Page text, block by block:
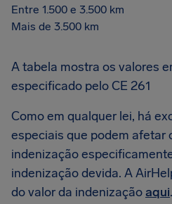
Entre 1.500 e 3.500 km
Mais de 3.500 km
A tabela mostra os valores
especificado pelo CE 261
Como em qualquer lei, há
especiais que podem afetar
indenização
indenização devida. A
do valor da indenizaçãoaqui.